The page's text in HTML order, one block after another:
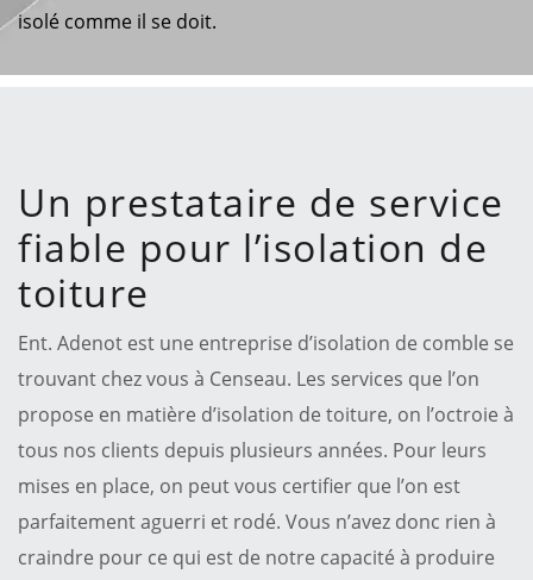
isolé comme il se doit.
Un prestataire de service
fiable pour l’isolation de
toiture
Ent. Adenot est une entreprise d’isolation de comble se
trouvant chez vous à Censeau. Les services que l’on
propose en matière d’isolation de toiture, on l’octroie à
tous nos clients depuis plusieurs années. Pour leurs
mises en place, on peut vous certifier que l’on est
parfaitement aguerri et rodé. Vous n’avez donc rien à
craindre pour ce qui est de notre capacité à produire